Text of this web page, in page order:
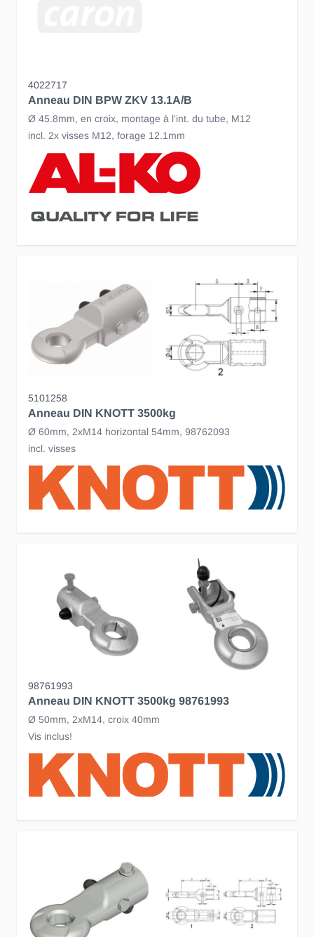
4022717
Anneau DIN BPW ZKV 13.1A/B
Ø 45.8mm, en croix, montage à l'int. du tube, M12
incl. 2x visses M12, forage 12.1mm
5101258
Anneau DIN KNOTT 3500kg
Ø 60mm, 2xM14 horizontal 54mm, 98762093
incl. visses
98761993
Anneau DIN KNOTT 3500kg 98761993
Ø 50mm, 2xM14, croix 40mm
Vis inclus!